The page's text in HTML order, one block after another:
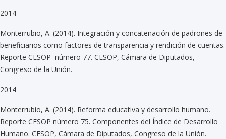
2014
Monterrubio, A. (2014). Integración y concatenación de padrones de
beneficiarios como factores de transparencia y rendición de cuentas.
Reporte CESOP número 77. CESOP, Cámara de Diputados,
Congreso de la Unión.
2014
Monterrubio, A. (2014). Reforma educativa y desarrollo humano.
Reporte CESOP número 75. Componentes del Índice de Desarrollo
Humano. CESOP, Cámara de Diputados, Congreso de la Unión.